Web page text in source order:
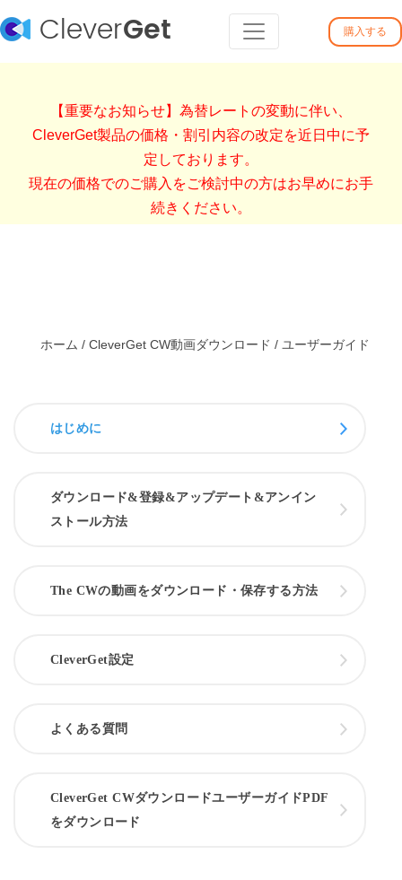
CleverGet 購入する
【重要なお知らせ】為替レートの変動に伴い、
CleverGet製品の価格・割引内容の改定を近日中に予
定しております。
現在の価格でのご購入をご検討中の方はお早めにお手
続きください。
ホーム / CleverGet CW動画ダウンロード / ユーザーガイド
はじめに
ダウンロード&登録&アップデート&アンイン
ストール方法
The CWの動画をダウンロード・保存する方法
CleverGet設定
よくある質問
CleverGet CWダウンロードユーザーガイドPDF
をダウンロード